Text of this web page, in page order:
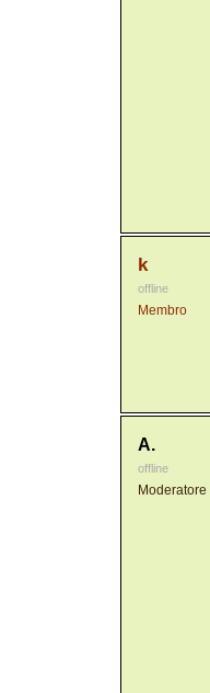
k
offline
Membro
A.
offline
Moderatore